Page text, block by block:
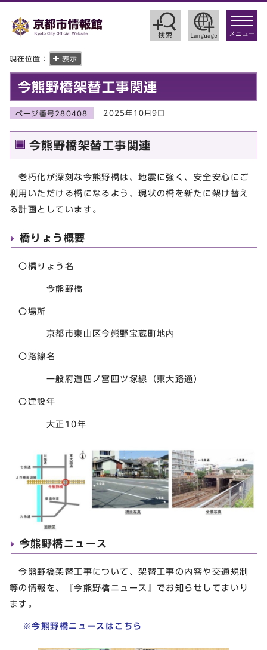
toggle
メニュー
現在位置： 表示
今熊野橋架替工事関連
ページ番号280408 2025年10月9日
今熊野橋架替工事関連
老朽化が深刻な今熊野橋は、地震に強く、安全安心にご
利用いただける橋になるよう、現状の橋を新たに架け替え
る計画としています。
橋りょう概要
〇橋りょう名
今熊野橋
〇場所
京都市東山区今熊野宝蔵町地内
〇路線名
一般府道四ノ宮四ツ塚線（東大路通）
〇建設年
大正10年
今熊野橋ニュース
今熊野橋架替工事について、架替工事の内容や交通規制
等の情報を、『今熊野橋ニュース』でお知らせしてまいり
ます。
※今熊野橋ニュースはこちら